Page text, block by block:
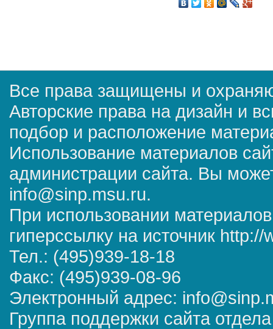
Все права защищены и
Авторские права на дизайн и
подбор и расположение
Использование материалов
администрации сайта. Вы
info@sinp.msu.ru.
При использовании
гиперссылку на источник
Тел.: (495)939-18-18
Факс: (495)939-08-96
Электронный адрес:
Группа поддержки сайта